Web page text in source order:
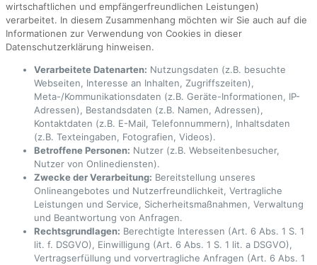
wirtschaftlichen und empfängerfreundlichen Leistungen)
verarbeitet. In diesem Zusammenhang möchten wir Sie auch auf die
Informationen zur Verwendung von Cookies in dieser
Datenschutzerklärung hinweisen.
Verarbeitete Datenarten: Nutzungsdaten (z.B. besuchte
Webseiten, Interesse an Inhalten, Zugriffszeiten),
Meta-/Kommunikationsdaten (z.B. Geräte-Informationen, IP-
Adressen), Bestandsdaten (z.B. Namen, Adressen),
Kontaktdaten (z.B. E-Mail, Telefonnummern), Inhaltsdaten
(z.B. Texteingaben, Fotografien, Videos).
Betroffene Personen: Nutzer (z.B. Webseitenbesucher,
Nutzer von Onlinediensten).
Zwecke der Verarbeitung: Bereitstellung unseres
Onlineangebotes und Nutzerfreundlichkeit, Vertragliche
Leistungen und Service, Sicherheitsmaßnahmen, Verwaltung
und Beantwortung von Anfragen.
Rechtsgrundlagen: Berechtigte Interessen (Art. 6 Abs. 1 S. 1
lit. f. DSGVO), Einwilligung (Art. 6 Abs. 1 S. 1 lit. a DSGVO),
Vertragserfüllung und vorvertragliche Anfragen (Art. 6 Abs. 1